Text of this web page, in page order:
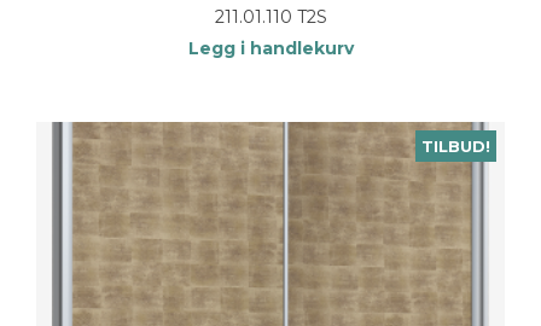
211.01.110 T2S
Legg i handlekurv
TILBUD!